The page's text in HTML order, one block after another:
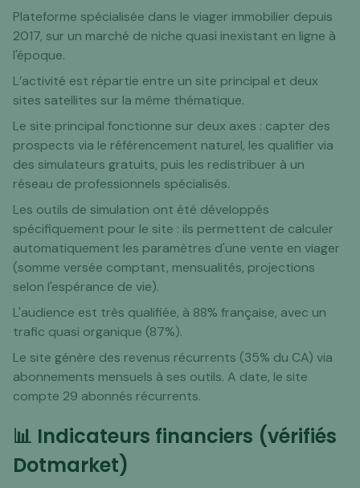
Plateforme spécialisée dans le viager immobilier depuis
2017, sur un marché de niche quasi inexistant en ligne à
l'époque.
L’activité est répartie entre un site principal et deux
sites satellites sur la même thématique.
Le site principal fonctionne sur deux axes : capter des
prospects via le référencement naturel, les qualifier via
des simulateurs gratuits, puis les redistribuer à un
réseau de professionnels spécialisés.
Les outils de simulation ont été développés
spécifiquement pour le site : ils permettent de calculer
automatiquement les paramètres d'une vente en viager
(somme versée comptant, mensualités, projections
selon l'espérance de vie).
L'audience est très qualifiée, à 88% française, avec un
trafic quasi organique (87%).
Le site génère des revenus récurrents (35% du CA) via
abonnements mensuels à ses outils. A date, le site
compte 29 abonnés récurrents.
📊 Indicateurs financiers (vérifiés
Dotmarket)